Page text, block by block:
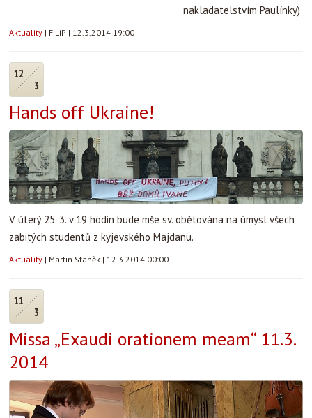
nakladatelstvím Paulínky)
Aktuality | FiLiP | 12.3.2014 19:00
12
3
Hands off Ukraine!
V úterý 25. 3. v 19 hodin bude mše sv. obětována na úmysl všech
zabitých studentů z kyjevského Majdanu.
Aktuality | Martin Staněk | 12.3.2014 00:00
11
3
Missa „Exaudi orationem meam“ 11.3.
2014